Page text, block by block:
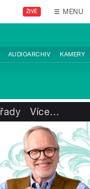
ŽIVĚ MENU
AUDIOARCHIV KAMERY
Více…